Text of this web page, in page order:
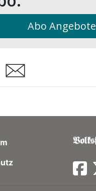
Abo Angebote
Share